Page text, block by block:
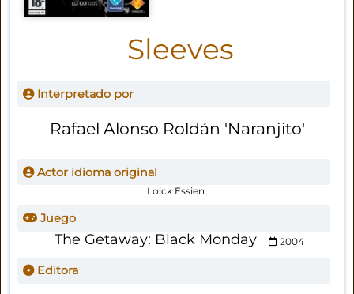
Sleeves
Interpretado por
Rafael Alonso Roldán 'Naranjito'
Actor idioma original
Loick Essien
Juego
The Getaway: Black Monday 2004
Editora